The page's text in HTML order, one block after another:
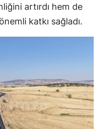
artırdı hem de
katkı sağladı.